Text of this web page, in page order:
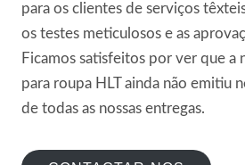
para os clientes de serviços
os testes meticulosos e as
Ficamos satisfeitos por ver que a
para roupa HLT ainda não emitiu
de todas as nossas entregas.